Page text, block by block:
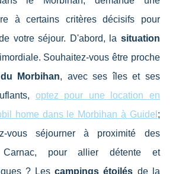
à certains critères décisifs pour
votre séjour. D'abord, la situation
Souhaitez-vous être proche
Morbihan, avec ses îles et ses
optez pour une location en
home dans le Morbihan à Guidel ;
vous séjourner à proximité des
Carnac, pour allier détente et
? Lescampings étoilés de la